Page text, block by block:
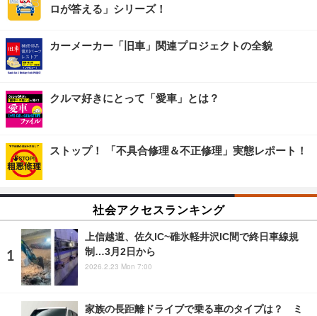
ロが答える」シリーズ！
カーメーカー「旧車」関連プロジェクトの全貌
クルマ好きにとって「愛車」とは？
ストップ！ 「不具合修理＆不正修理」実態レポート！
社会アクセスランキング
上信越道、佐久IC~碓氷軽井沢IC間で終日車線規
制…3月2日から
2026.2.23 Mon 7:00
家族の長距離ドライブで乗る車のタイプは？ ミ